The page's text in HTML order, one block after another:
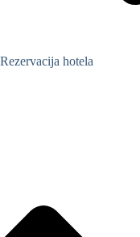
Rezervacija hotela